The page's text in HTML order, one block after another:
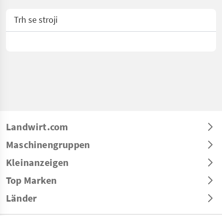
Trh se stroji
Landwirt.com
Maschinengruppen
Kleinanzeigen
Top Marken
Länder